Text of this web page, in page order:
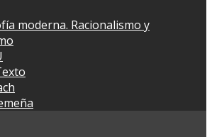
moderna. Racionalismo y